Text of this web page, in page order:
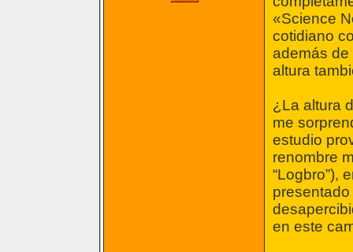
«Science
cotidiano
además de
altura
¿La altura
me
estudio
renombre
“Logbro”),
en este